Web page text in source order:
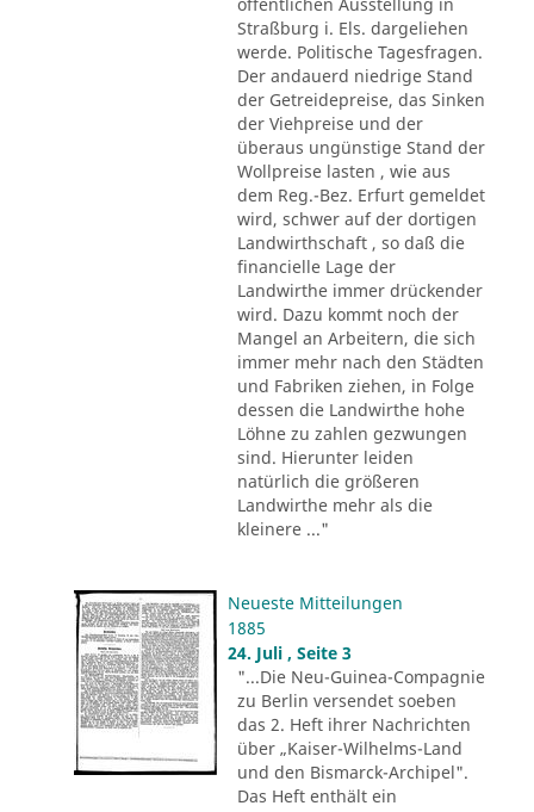
Straßburg i. Els. dargeliehen
werde. Politische Tagesfragen.
Der andauerd niedrige Stand
der Getreidepreise, das Sinken
der Viehpreise und der
überaus ungünstige Stand der
Wollpreise lasten , wie aus
dem Reg.-Bez. Erfurt gemeldet
wird, schwer auf der dortigen
Landwirthschaft , so daß die
financielle Lage der
Landwirthe immer drückender
wird. Dazu kommt noch der
Mangel an Arbeitern, die sich
immer mehr nach den Städten
und Fabriken ziehen, in Folge
dessen die Landwirthe hohe
Löhne zu zahlen gezwungen
sind. Hierunter leiden
natürlich die größeren
Landwirthe mehr als die
kleinere ..."
Neueste Mitteilungen
1885
24. Juli , Seite 3
"...Die Neu-Guinea-Compagnie
zu Berlin versendet soeben
das 2. Heft ihrer Nachrichten
über „Kaiser-Wilhelms-Land
und den Bismarck-Archipel".
Das Heft enthält ein